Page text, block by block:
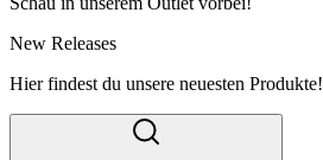
New Releases
Hier findest du unsere neuesten Produkte!